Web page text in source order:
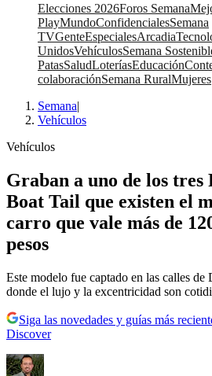
Elecciones 2026Foros Semana
PlayMundoConfidencialesSemana
TVGenteEspecialesArcadia
UnidosVehículosSemana
PatasSaludLoteríasEducación
colaboraciónSemana RuralMujeres
Semana|
Vehículos
Vehículos
Graban a uno de los tres
Boat Tail que existen el
carro que vale más de
pesos
Este modelo fue captado en las calles
donde el lujo y la excentricidad son
Siga las novedades y guías más
Discover